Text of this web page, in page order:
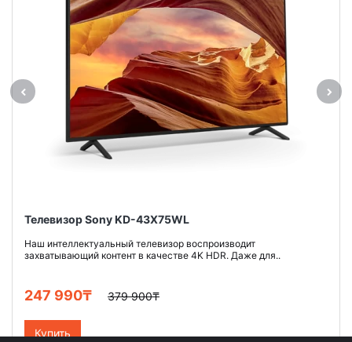
Телевизор Sony KD-43X75WL
Наш интеллектуальный телевизор воспроизводит
захватывающий контент в качестве 4K HDR. Даже для..
247 990₸ 379 900₸
Купить